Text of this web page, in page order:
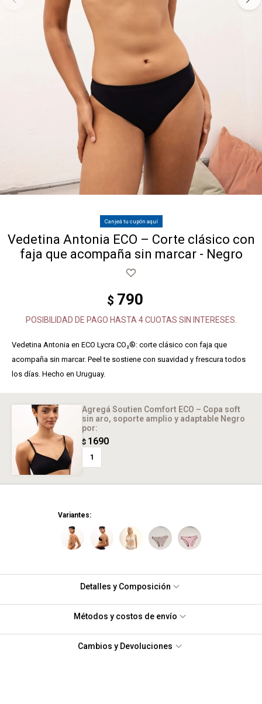
Canjeá tu cupón aquí
Vedetina Antonia ECO – Corte clásico con
faja que acompaña sin marcar - Negro
$ 790
POSIBILIDAD DE PAGO HASTA 4 CUOTAS SIN INTERESES.
Vedetina Antonia en ECO Lycra CO₂®: corte clásico con faja que
acompaña sin marcar. Peel te sostiene con suavidad y frescura todos
los días. Hecho en Uruguay.
Agregá Soutien Comfort ECO – Copa soft
sin aro, soporte amplio y adaptable Negro
por:
$ 1690
1
Variantes:
Detalles y Composición
Métodos y costos de envío
Cambios y Devoluciones